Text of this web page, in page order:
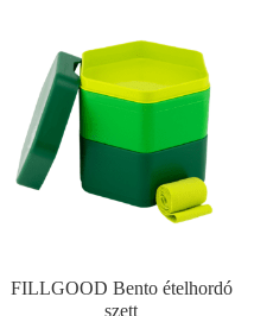
FILLGOOD Bento ételhordó
szett